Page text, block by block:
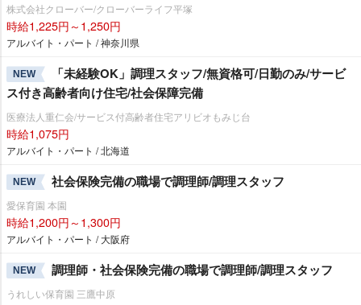
株式会社クローバー/クローバーライフ平塚
時給1,225円～1,250円
アルバイト・パート / 神奈川県
NEW
「未経験OK」調理スタッフ/無資格可/日勤のみ/サービ
ス付き高齢者向け住宅/社会保障完備
医療法人重仁会/サービス付高齢者住宅アリビオもみじ台
時給1,075円
アルバイト・パート / 北海道
NEW 社会保険完備の職場で調理師/調理スタッフ
愛保育園 本園
時給1,200円～1,300円
アルバイト・パート / 大阪府
NEW 調理師・社会保険完備の職場で調理師/調理スタッフ
うれしい保育園 三鷹中原